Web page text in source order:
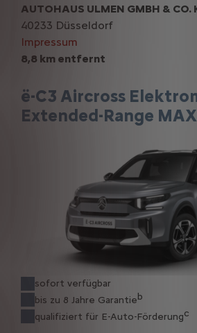
8,8 km entfernt
ë-C3 Aircross
Extended-Range MAX
sofort verfügbar
bis zu 8 Jahre Garantieb
qualifiziert für E-Auto-Förderungc
AUTOHAUS ULMEN GMBH & CO.
40233 Düsseldorf
Impressum